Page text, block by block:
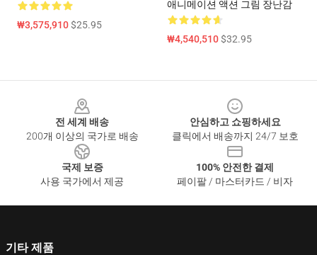
₩3,575,910$25.95
애니메이션 액션 그림 장난감
₩4,540,510$32.95
전 세계 배송
200개 이상의 국가로 배송
안심하고 쇼핑하세요
클릭에서 배송까지 24/7 보호
국제 보증
사용 국가에서 제공
100% 안전한 결제
페이팔 / 마스터카드 / 비자
기타 제품